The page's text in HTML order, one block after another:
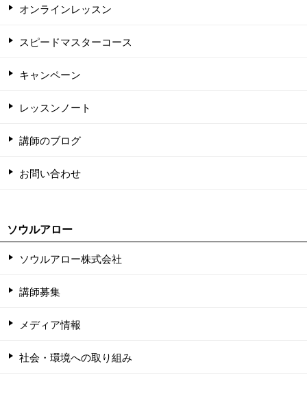
オンラインレッスン
スピードマスターコース
キャンペーン
レッスンノート
講師のブログ
お問い合わせ
ソウルアロー
ソウルアロー株式会社
講師募集
メディア情報
社会・環境への取り組み